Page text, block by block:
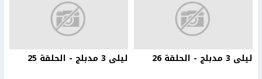
ليلى 3 مدبلج - الحلقة 26 ليلى 3 مدبلج - الحلقة 25